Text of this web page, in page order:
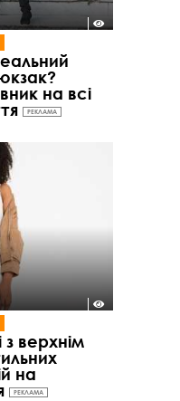
на всі
РЕКЛАМА
з верхнім
на
РЕКЛАМА